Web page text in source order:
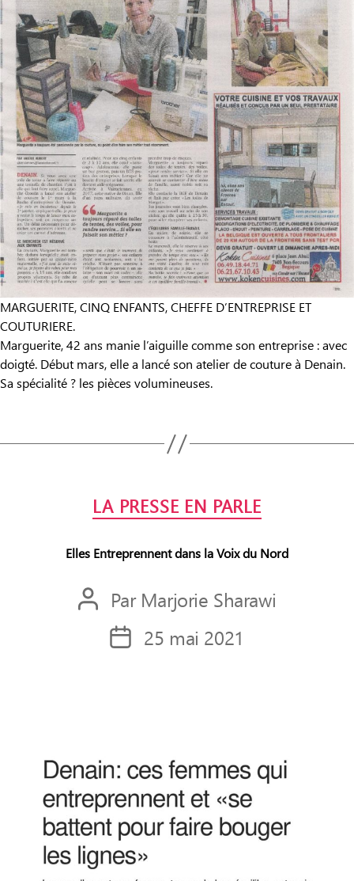
MARGUERITE, CINQ ENFANTS, CHEFFE D’ENTREPRISE ET
COUTURIERE.
Marguerite, 42 ans manie l’aiguille comme son entreprise : avec
doigté. Début mars, elle a lancé son atelier de couture à Denain.
Sa spécialité ? les pièces volumineuses.
LA PRESSE EN PARLE
Elles Entreprennent dans la Voix du Nord
Auteur
l’article
Par Marjorie Sharawi
Date25 mai 2021